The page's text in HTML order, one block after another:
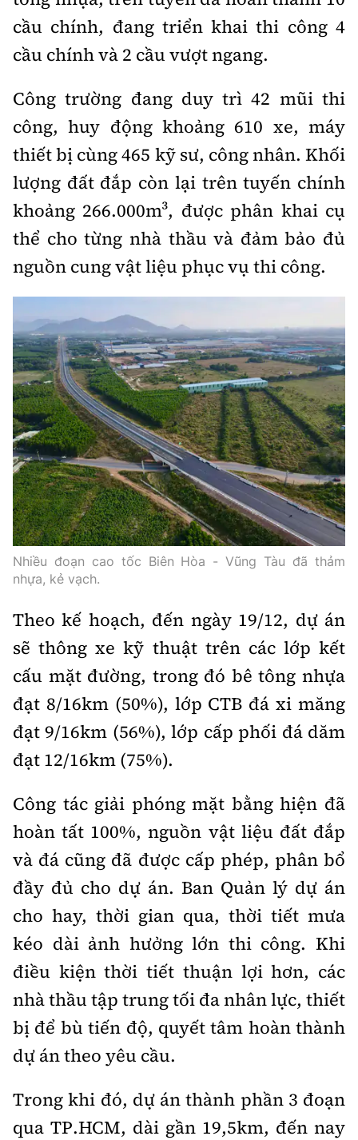
cầu chính, đang triển khai thi công 4
cầu chính và 2 cầu vượt ngang.
Công trường đang duy trì 42 mũi thi
công, huy động khoảng 610 xe, máy
thiết bị cùng 465 kỹ sư, công nhân. Khối
lượng đất đắp còn lại trên tuyến chính
khoảng 266.000m³, được phân khai cụ
thể cho từng nhà thầu và đảm bảo đủ
nguồn cung vật liệu phục vụ thi công.
Nhiều đoạn cao tốc Biên Hòa - Vũng Tàu đã thảm
nhựa, kẻ vạch.
Theo kế hoạch, đến ngày 19/12, dự án
sẽ thông xe kỹ thuật trên các lớp kết
cấu mặt đường, trong đó bê tông nhựa
đạt 8/16km (50%), lớp CTB đá xi măng
đạt 9/16km (56%), lớp cấp phối đá dăm
đạt 12/16km (75%).
Công tác giải phóng mặt bằng hiện đã
hoàn tất 100%, nguồn vật liệu đất đắp
và đá cũng đã được cấp phép, phân bổ
đầy đủ cho dự án. Ban Quản lý dự án
cho hay, thời gian qua, thời tiết mưa
kéo dài ảnh hưởng lớn thi công. Khi
điều kiện thời tiết thuận lợi hơn, các
nhà thầu tập trung tối đa nhân lực, thiết
bị để bù tiến độ, quyết tâm hoàn thành
dự án theo yêu cầu.
Trong khi đó, dự án thành phần 3 đoạn
qua TP.HCM, dài gần 19,5km, đến nay